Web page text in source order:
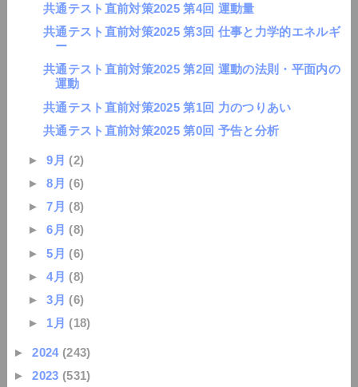
共通テスト直前対策2025 第4回 運動量
共通テスト直前対策2025 第3回 仕事と力学的エネルギ
ー
共通テスト直前対策2025 第2回 運動の法則・平面内の
運動
共通テスト直前対策2025 第1回 力のつりあい
共通テスト直前対策2025 第0回 予告と分析
►9月 (2)
►8月 (6)
►7月 (8)
►6月 (8)
►5月 (6)
►4月 (8)
►3月 (6)
► 1月 (18)
►2024 (243)
►2023 (531)